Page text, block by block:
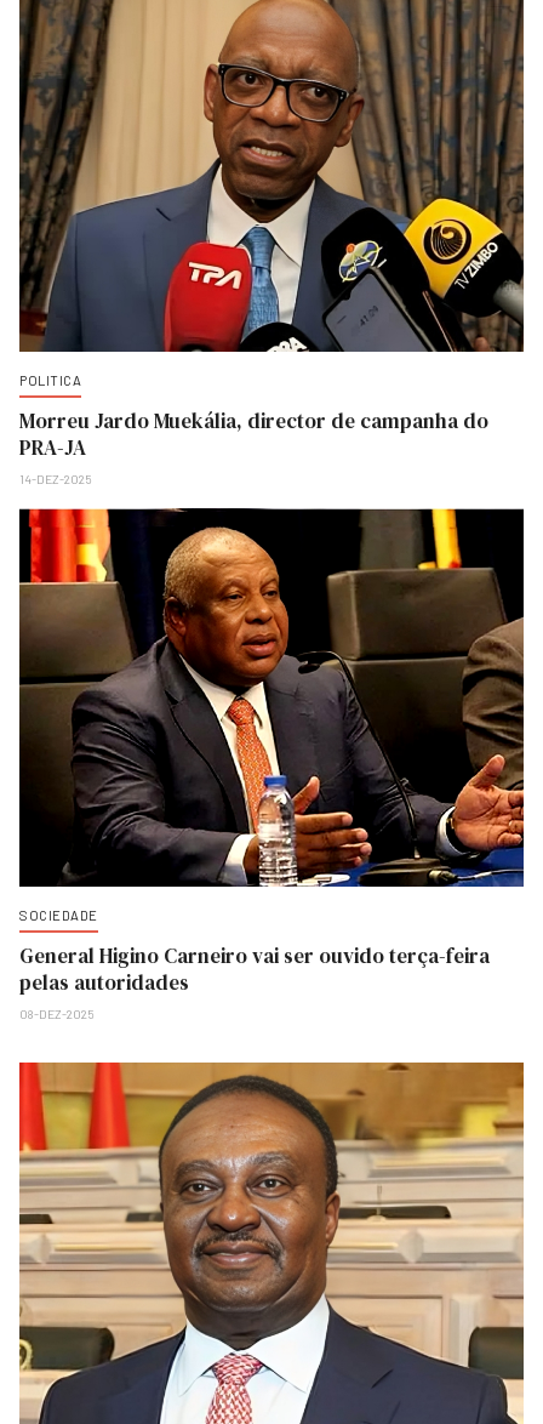
POLITICA
Morreu Jardo Muekália, director de campanha do
PRA-JA
14-DEZ-2025
SOCIEDADE
General Higino Carneiro vai ser ouvido terça-feira
pelas autoridades
08-DEZ-2025